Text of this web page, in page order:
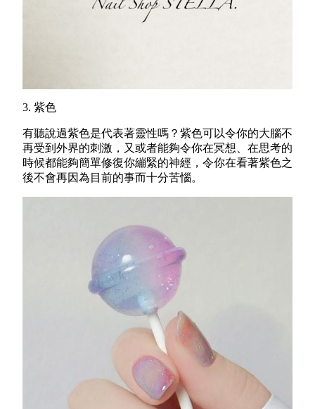
3. 紫色
有聽說過紫色是代表著靈性嗎？紫色可以令你的大腦不
再受到外界的刺激，又或者能夠令你在冥想、在思考的
時候都能夠簡單修復你繃緊的神經，令你在看著紫色之
後不會再因為目前的事而十分苦惱。